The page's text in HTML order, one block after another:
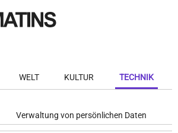
WELT KULTUR TECHNIK
Verwaltung von persönlichen Daten